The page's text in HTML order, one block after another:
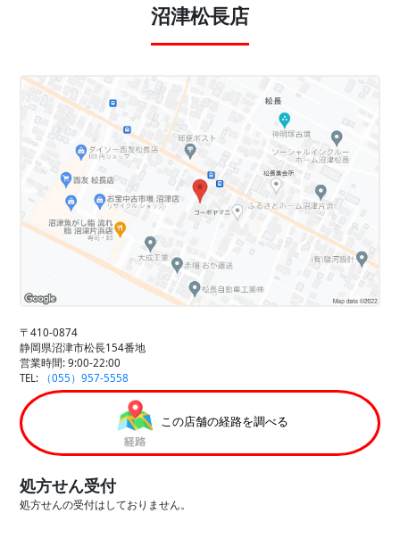
沼津松長店
〒410-0874
静岡県沼津市松長154番地
営業時間: 9:00-22:00
TEL:
（055）957-5558
この店舗の経路を調べる
処方せん受付
処方せんの受付はしておりません。